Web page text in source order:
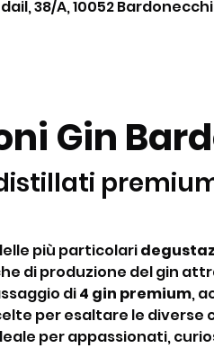
38/A, 10052
Gin
più particolari
di produzione del gin
di 4 gin premium,
per esaltare le
per appassionati,